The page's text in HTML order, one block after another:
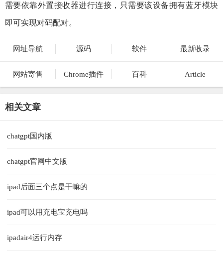
需要依靠外置接收器进行连接，只需要该设备拥有蓝牙模块
即可实现对码配对。
网址导航 源码 软件 最新收录
网站寄售 Chrome插件 百科 Article
相关文章
chatgpt国内版
chatgpt官网中文版
ipad后面三个点是干嘛的
ipad可以用充电宝充电吗
ipadair4运行内存